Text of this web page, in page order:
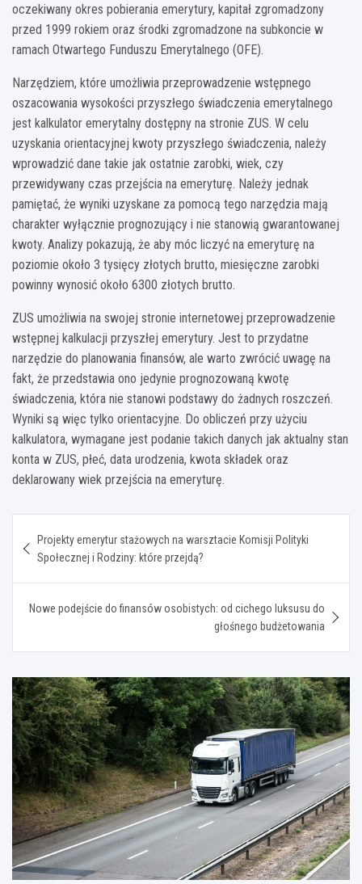
oczekiwany okres pobierania emerytury, kapitał zgromadzony
przed 1999 rokiem oraz środki zgromadzone na subkoncie w
ramach Otwartego Funduszu Emerytalnego (OFE).
Narzędziem, które umożliwia przeprowadzenie wstępnego
oszacowania wysokości przyszłego świadczenia emerytalnego
jest kalkulator emerytalny dostępny na stronie ZUS. W celu
uzyskania orientacyjnej kwoty przyszłego świadczenia, należy
wprowadzić dane takie jak ostatnie zarobki, wiek, czy
przewidywany czas przejścia na emeryturę. Należy jednak
pamiętać, że wyniki uzyskane za pomocą tego narzędzia mają
charakter wyłącznie prognozujący i nie stanowią gwarantowanej
kwoty. Analizy pokazują, że aby móc liczyć na emeryturę na
poziomie około 3 tysięcy złotych brutto, miesięczne zarobki
powinny wynosić około 6300 złotych brutto.
ZUS umożliwia na swojej stronie internetowej przeprowadzenie
wstępnej kalkulacji przyszłej emerytury. Jest to przydatne
narzędzie do planowania finansów, ale warto zwrócić uwagę na
fakt, że przedstawia ono jedynie prognozowaną kwotę
świadczenia, która nie stanowi podstawy do żadnych roszczeń.
Wyniki są więc tylko orientacyjne. Do obliczeń przy użyciu
kalkulatora, wymagane jest podanie takich danych jak aktualny stan
konta w ZUS, płeć, data urodzenia, kwota składek oraz
deklarowany wiek przejścia na emeryturę.
wpisu
Projekty emerytur stażowych na warsztacie Komisji Polityki
Społecznej i Rodziny: które przejdą?
Nowe podejście do finansów osobistych: od cichego luksusu do
głośnego budżetowania